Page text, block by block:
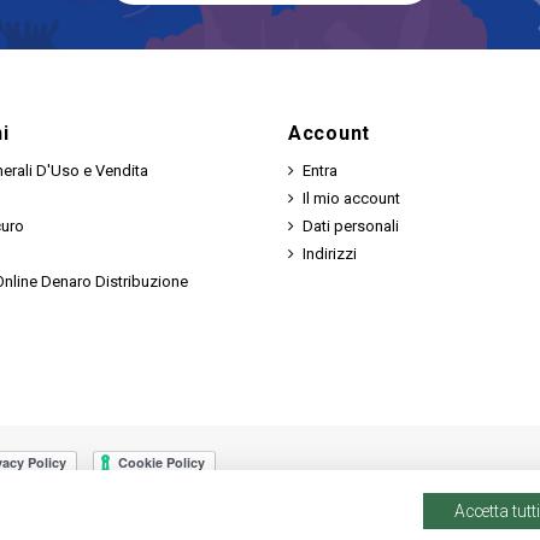
D'Uso e Vendita
Denaro Distribuzione
Account
Entra
Il mio account
Dati personali
Indirizzi
Accetta